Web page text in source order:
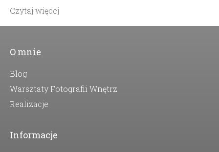
Czytaj więcej
O mnie
Blog
Warsztaty Fotografii Wnętrz
Realizacje
Informacje